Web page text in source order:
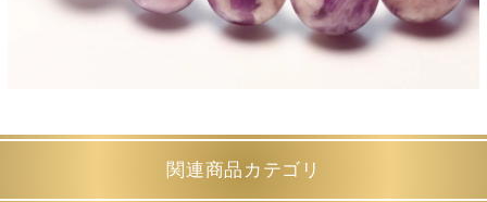
関連商品カテゴリ